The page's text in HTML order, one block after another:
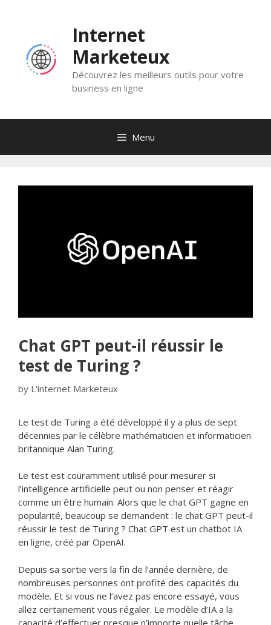
Internet
Marketeux
Découvrez les meilleurs outils pour votre
business en ligne
Menu
Chat GPT peut-il réussir le
test de Turing ?
by L'internet Marketeux
Le test de Turing a été développé il y a plus de sept
décennies par le célèbre mathématicien et informaticien
britannique Alan Turing.
Le test est couramment utilisé pour mesurer si
l’intelligence artificielle peut ou non penser et réagir
comme un être humain. Alors que le chat GPT gagne en
popularité, beaucoup se demandent : le chat GPT peut-il
réussir le test de Turing ? Chat GPT est un chatbot IA
en ligne, créé par OpenAI.
Depuis sa sortie vers la fin de l’année dernière, de
nombreuses personnes ont profité des capacités du
modèle. Et si vous ne l’avez pas encore essayé, vous
allez certainement vous régaler. Le modèle d’IA a la
capacité d’effectuer presque n’importe quelle tâche,